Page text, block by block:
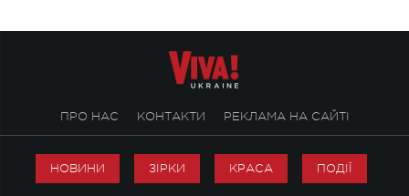
ПРО НАС КОНТАКТИ РЕКЛАМА НА САЙТІ
НОВИНИ ЗІРКИ КРАСА ПОДІЇ